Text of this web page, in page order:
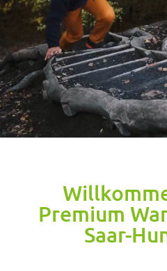
Premium
Saar-